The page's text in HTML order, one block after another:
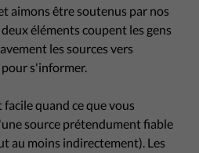
aimons être soutenus par nos
deux éléments coupent les gens
les sources vers
s'informer.
quand ce que vous
source prétendument fiable
au moins indirectement). Les